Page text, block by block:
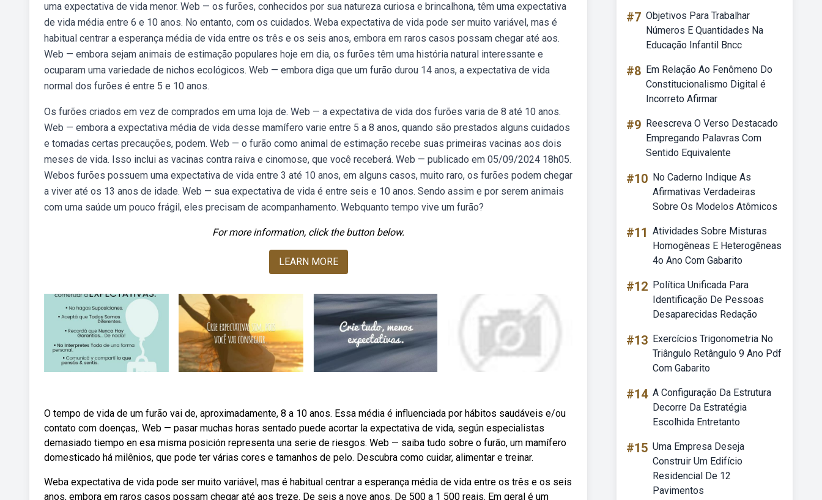
uma expectativa de vida menor. Web — os furões, conhecidos por sua natureza curiosa e brincalhona, têm uma expectativa
de vida média entre 6 e 10 anos. No entanto, com os cuidados. Weba expectativa de vida pode ser muito variável, mas é
habitual centrar a esperança média de vida entre os três e os seis anos, embora em raros casos possam chegar até aos.
Web — embora sejam animais de estimação populares hoje em dia, os furões têm uma história natural interessante e
ocuparam uma variedade de nichos ecológicos. Web — embora diga que um furão durou 14 anos, a expectativa de vida
normal dos furões é entre 5 e 10 anos.
Os furões criados em vez de comprados em uma loja de. Web — a expectativa de vida dos furões varia de 8 até 10 anos.
Web — embora a expectativa média de vida desse mamífero varie entre 5 a 8 anos, quando são prestados alguns cuidados
e tomadas certas precauções, podem. Web — o furão como animal de estimação recebe suas primeiras vacinas aos dois
meses de vida. Isso inclui as vacinas contra raiva e cinomose, que você receberá. Web — publicado em 05/09/2024 18h05.
Webos furões possuem uma expectativa de vida entre 3 até 10 anos, em alguns casos, muito raro, os furões podem chegar
a viver até os 13 anos de idade. Web — sua expectativa de vida é entre seis e 10 anos. Sendo assim e por serem animais
com uma saúde um pouco frágil, eles precisam de acompanhamento. Webquanto tempo vive um furão?
For more information, click the button below.
LEARN MORE
O tempo de vida de um furão vai de, aproximadamente, 8 a 10 anos. Essa média é influenciada por hábitos saudáveis e/ou
contato com doenças,. Web — pasar muchas horas sentado puede acortar la expectativa de vida, según especialistas
demasiado tiempo en esa misma posición representa una serie de riesgos. Web — saiba tudo sobre o furão, um mamífero
domesticado há milênios, que pode ter várias cores e tamanhos de pelo. Descubra como cuidar, alimentar e treinar.
Weba expectativa de vida pode ser muito variável, mas é habitual centrar a esperança média de vida entre os três e os seis
anos, embora em raros casos possam chegar até aos treze. De seis a nove anos. De 500 a 1 500 reais. Em geral é um
#7 Objetivos Para Trabalhar
Números E Quantidades Na
Educação Infantil Bncc
#8 Em Relação Ao Fenômeno Do
Constitucionalismo Digital é
Incorreto Afirmar
#9 Reescreva O Verso Destacado
Empregando Palavras Com
Sentido Equivalente
#10 No Caderno Indique As
Afirmativas Verdadeiras
Sobre Os Modelos Atômicos
#11 Atividades Sobre Misturas
Homogêneas E Heterogêneas
4o Ano Com Gabarito
#12 Política Unificada Para
Identificação De Pessoas
Desaparecidas Redação
#13 Exercícios Trigonometria No
Triângulo Retângulo 9 Ano Pdf
Com Gabarito
#14 A Configuração Da Estrutura
Decorre Da Estratégia
Escolhida Entretanto
#15 Uma Empresa Deseja
Construir Um Edifício
Residencial De 12
Pavimentos